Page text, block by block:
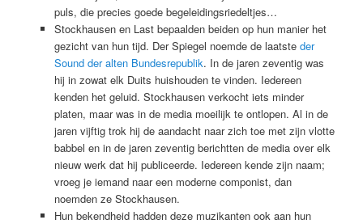
puls, die precies goede begeleidingsriedeltjes…
Stockhausen en Last bepaalden beiden op hun manier het
gezicht van hun tijd. Der Spiegel noemde de laatste der
Sound der alten Bundesrepublik. In de jaren zeventig was
hij in zowat elk Duits huishouden te vinden. Iedereen
kenden het geluid. Stockhausen verkocht iets minder
platen, maar was in de media moeilijk te ontlopen. Al in de
jaren vijftig trok hij de aandacht naar zich toe met zijn vlotte
babbel en in de jaren zeventig berichtten de media over elk
nieuw werk dat hij publiceerde. Iedereen kende zijn naam;
vroeg je iemand naar een moderne componist, dan
noemden ze Stockhausen.
Hun bekendheid hadden deze muzikanten ook aan hun